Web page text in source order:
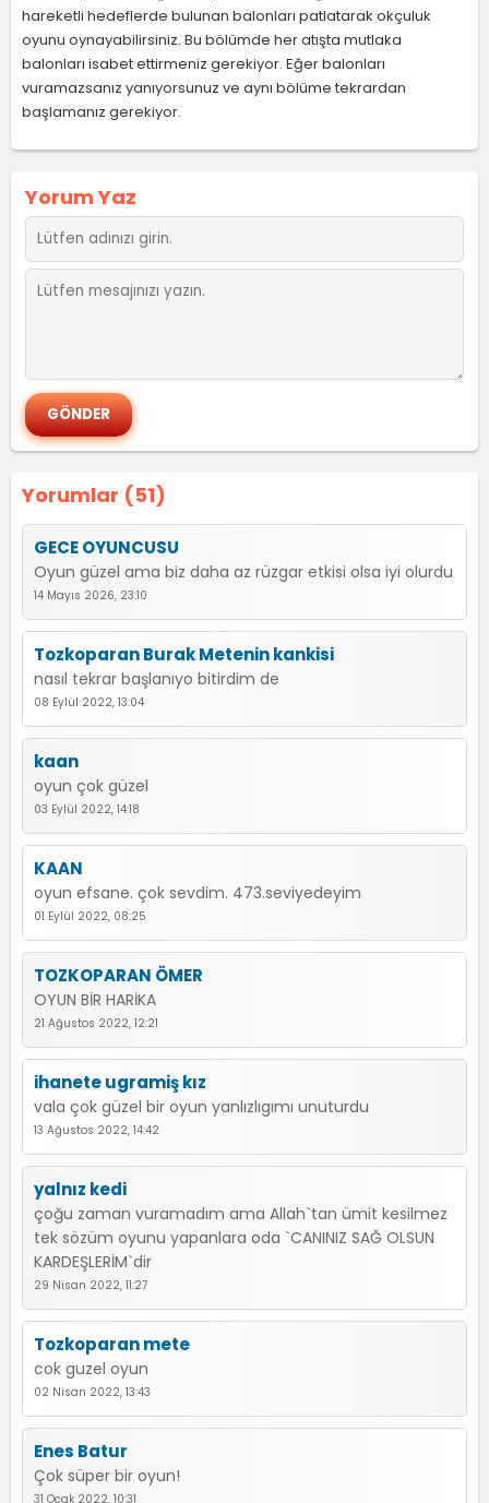
hareketli hedeflerde bulunan balonları patlatarak okçuluk
oyunu oynayabilirsiniz. Bu bölümde her atışta mutlaka
balonları isabet ettirmeniz gerekiyor. Eğer balonları
vuramazsanız yanıyorsunuz ve aynı bölüme tekrardan
başlamanız gerekiyor.
Yorumlar (51)
GECE OYUNCUSU
Oyun güzel ama biz daha az rüzgar etkisi olsa iyi olurdu
14 Mayıs 2026, 23:10
Tozkoparan Burak Metenin kankisi
nasıl tekrar başlanıyo bitirdim de
08 Eylül 2022, 13:04
kaan
oyun çok güzel
03 Eylül 2022, 14:18
KAAN
oyun efsane. çok sevdim. 473.seviyedeyim
01 Eylül 2022, 08:25
TOZKOPARAN ÖMER
OYUN BİR HARİKA
21 Ağustos 2022, 12:21
ihanete ugramiş kız
vala çok güzel bir oyun yanlızlıgımı unuturdu
13 Ağustos 2022, 14:42
yalnız kedi
çoğu zaman vuramadım ama Allah`tan ümit kesilmez
tek sözüm oyunu yapanlara oda `CANINIZ SAĞ OLSUN
KARDEŞLERİM`dir
29 Nisan 2022, 11:27
Tozkoparan mete
cok guzel oyun
02 Nisan 2022, 13:43
Enes Batur
Çok süper bir oyun!
31 Ocak 2022, 10:31
Yorum Yaz